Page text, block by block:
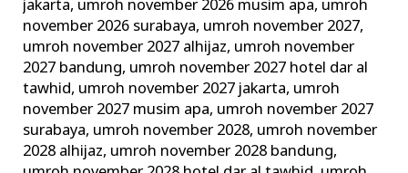
jakarta, umroh november 2026 musim apa, umroh
november 2026 surabaya, umroh november 2027,
umroh november 2027 alhijaz, umroh november
2027 bandung, umroh november 2027 hotel dar al
tawhid, umroh november 2027 jakarta, umroh
november 2027 musim apa, umroh november 2027
surabaya, umroh november 2028, umroh november
2028 alhijaz, umroh november 2028 bandung,